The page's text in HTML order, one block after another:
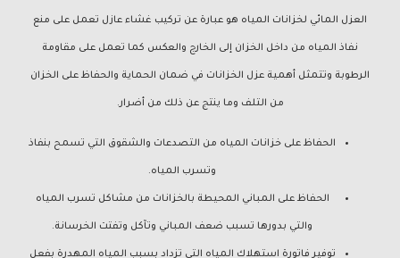
العزل المائي لخزانات المياه هو عبارة عن تركيب غشاء عازل تعمل على منع
نفاذ المياه من داخل الخزان إلى الخارج والعكس كما تعمل على مقاومة
الرطوبة وتتمثل أهمية عزل الخزانات في ضمان الحماية والحفاظ على الخزان
من التلف وما ينتج عن ذلك من أضرار.
الحفاظ على خزانات المياه من التصدعات والشقوق التي تسمح بنفاذ
وتسرب المياه.
الحفاظ على المباني المحيطة بالخزانات من مشاكل تسرب المياه
والتي بدورها تسبب ضعف المباني وتآكل وتفتت الخرسانة.
توفير فاتورة استهلاك المياه التي تزداد بسبب المياه المهدرة بفعل